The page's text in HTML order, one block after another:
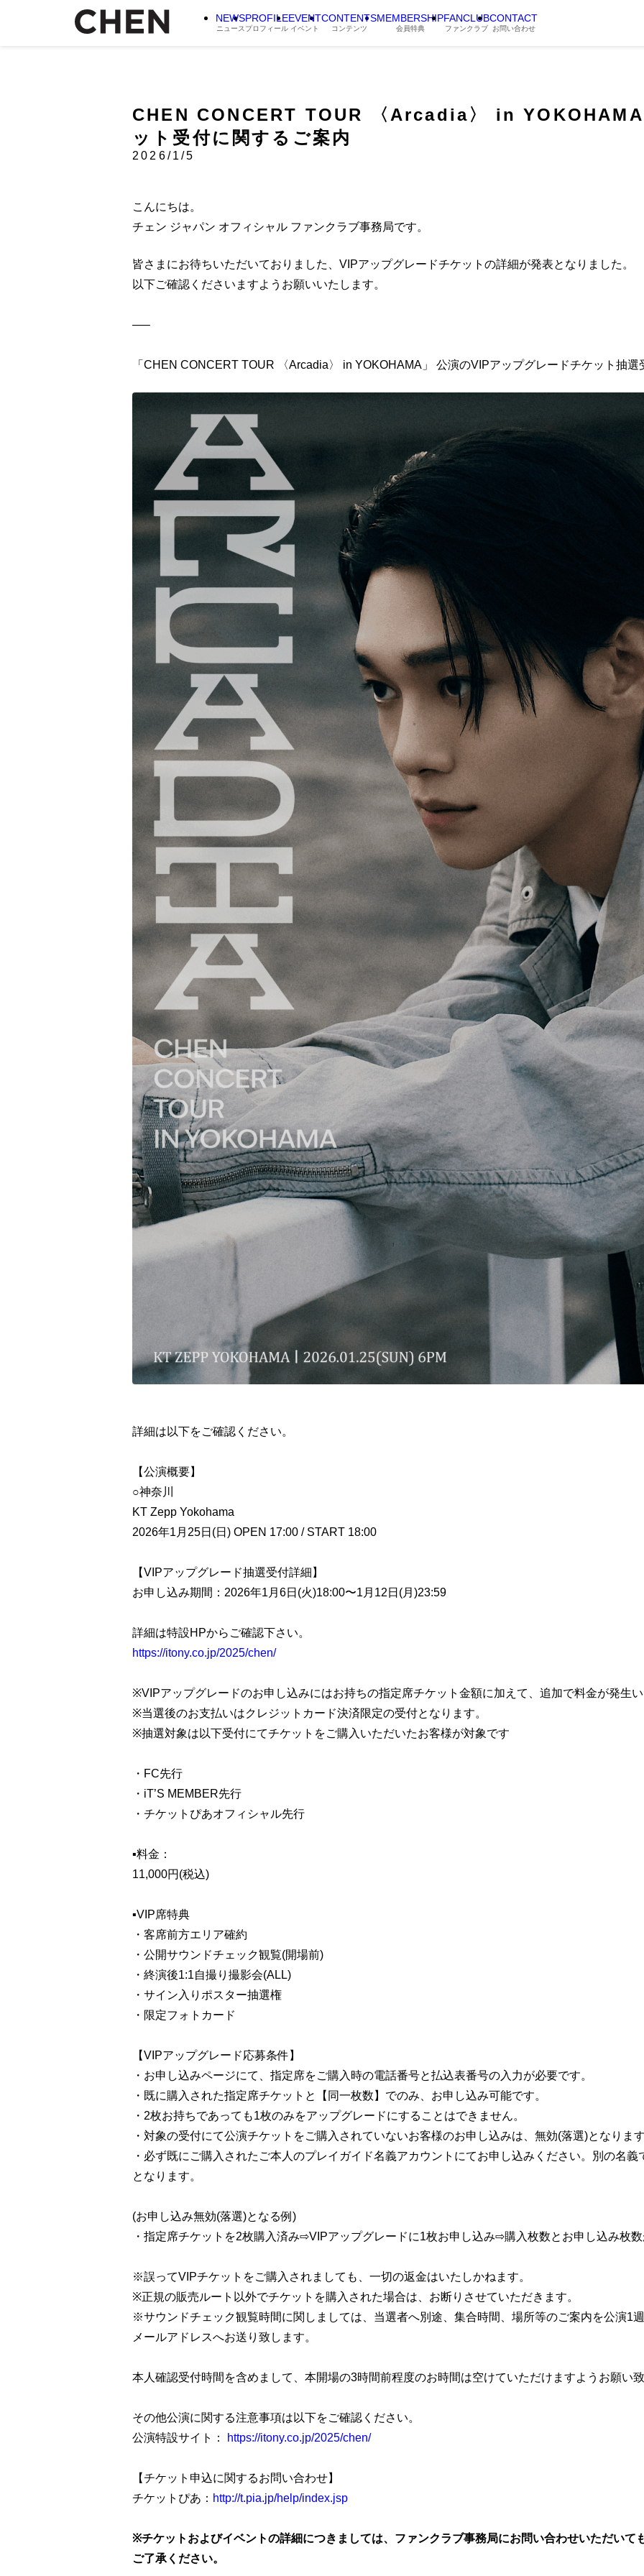
NEWS
ニュース
PROFILE
プロフィール
EVENT
イベント
CONTENTS
コンテンツ
MEMBERSHIP
会員特典
FANCLUB
ファンクラブ
CONTACT
お問い合わせ
CHEN CONCERT TOUR 〈Arcadia〉 in YOKOHAMA
ット受付に関するご案内
2026/1/5
こんにちは。
チェン ジャパン オフィシャル ファンクラブ事務局です。
皆さまにお待ちいただいておりました、VIPアップグレードチケットの詳細が発表となりました。
以下ご確認くださいますようお願いいたします。
—–
「CHEN CONCERT TOUR 〈Arcadia〉 in YOKOHAMA」 公演のVIPアップグレードチケット抽選
詳細は以下をご確認ください。
【公演概要】
○神奈川
KT Zepp Yokohama
2026年1月25日(日) OPEN 17:00 / START 18:00
【VIPアップグレード抽選受付詳細】
お申し込み期間：2026年1月6日(火)18:00〜1月12日(月)23:59
詳細は特設HPからご確認下さい。
https://itony.co.jp/2025/chen/
※VIPアップグレードのお申し込みにはお持ちの指定席チケット金額に加えて、追加で料金が発生い
※当選後のお支払いはクレジットカード決済限定の受付となります。
※抽選対象は以下受付にてチケットをご購入いただいたお客様が対象です
・FC先行
・iT’S MEMBER先行
・チケットぴあオフィシャル先行
▪︎料金：
11,000円(税込)
▪︎VIP席特典
・客席前方エリア確約
・公開サウンドチェック観覧(開場前)
・終演後1:1自撮り撮影会(ALL)
・サイン入りポスター抽選権
・限定フォトカード
【VIPアップグレード応募条件】
・お申し込みページにて、指定席をご購入時の電話番号と払込表番号の入力が必要です。
・既に購入された指定席チケットと【同一枚数】でのみ、お申し込み可能です。
・2枚お持ちであっても1枚のみをアップグレードにすることはできません。
・対象の受付にて公演チケットをご購入されていないお客様のお申し込みは、無効(落選)となります
・必ず既にご購入されたご本人のプレイガイド名義アカウントにてお申し込みください。別の名
となります。
(お申し込み無効(落選)となる例)
・指定席チケットを2枚購入済み⇨VIPアップグレードに1枚お申し込み⇨購入枚数とお申し込み枚
※誤ってVIPチケットをご購入されましても、一切の返金はいたしかねます。
※正規の販売ルート以外でチケットを購入された場合は、お断りさせていただきます。
※サウンドチェック観覧時間に関しましては、当選者へ別途、集合時間、場所等のご案内を公演1
メールアドレスへお送り致します。
本人確認受付時間を含めまして、本開場の3時間前程度のお時間は空けていただけますようお願い致
その他公演に関する注意事項は以下をご確認ください。
公演特設サイト：
https://itony.co.jp/2025/chen/
【チケット申込に関するお問い合わせ】
チケットぴあ： http://t.pia.jp/help/index.jsp
※チケットおよびイベントの詳細につきましては、ファンクラブ事務局にお問い合わせいただいて
ご了承ください。